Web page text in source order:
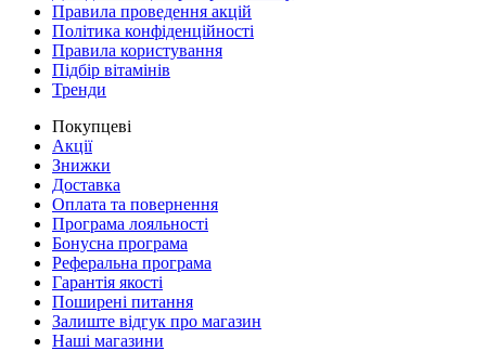
Правила проведення акцій
Політика конфіденційності
Правила користування
Підбір вітамінів
Тренди
Покупцеві
Акції
Знижки
Доставка
Оплата та повернення
Програма лояльності
Бонусна програма
Реферальна програма
Гарантія якості
Поширені питання
Залиште відгук про магазин
Наші магазини